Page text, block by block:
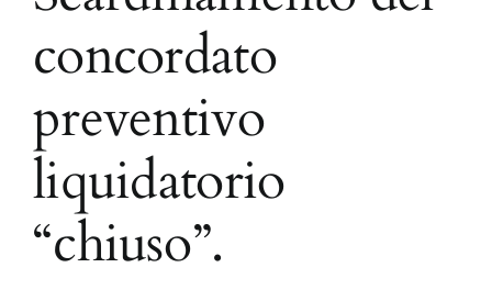
concordato
preventivo
liquidatorio
“chiuso”.